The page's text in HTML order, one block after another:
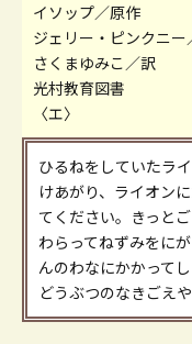
イソップ／原作
ジェリー・ピンクニー
さくまゆみこ／訳
光村教育図書
〈エ〉
ひるねをしていたラ
けあがり、ライオン
てください。きっと
わらってねずみをに
んのわなにかかってし
どうぶつのなきごえ